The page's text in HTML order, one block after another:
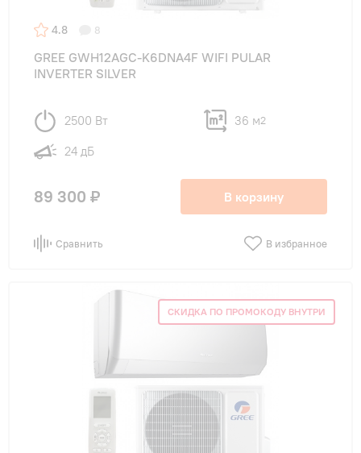
4.8 8
GREE GWH12AGC-K6DNA4F WIFI PULAR
INVERTER SILVER
2500 Вт 36 м2
24 дБ
89 300 ₽ В корзину
Сравнить В избранное
СКИДКА ПО ПРОМОКОДУ ВНУТРИ